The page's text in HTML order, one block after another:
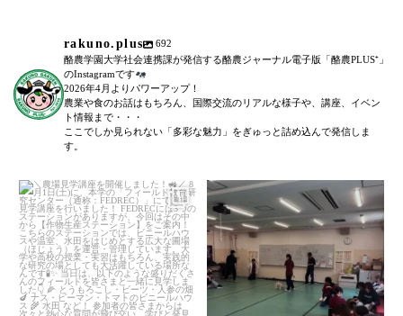
rakuno.plus
692
酪農学園大学社会連携課が発信する酪農ジャーナル電子版「酪農PLUS⁺」
のInstagramです
2026年4月よりパワーアップ！
農業や食のお話はもちろん、国際交流のリアルな様子や、講座、イベン
ト情報まで・・・
ここでしか見られない「多彩な魅力」をぎゅっと詰め込んで発信しま
す。
＼農場見学講座を開催しました！
／...
105 0
「後期募集開始！」
6月27日(土)に、全5回に渡る犬のし
つけ教室(前期)が終了いたしまし
た。...
79 0